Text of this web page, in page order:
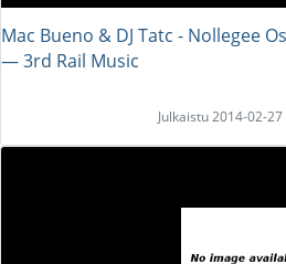
Mac Bueno & DJ Tatc - Nollegee
― 3rd Rail Music
Julkaistu 2014-02-